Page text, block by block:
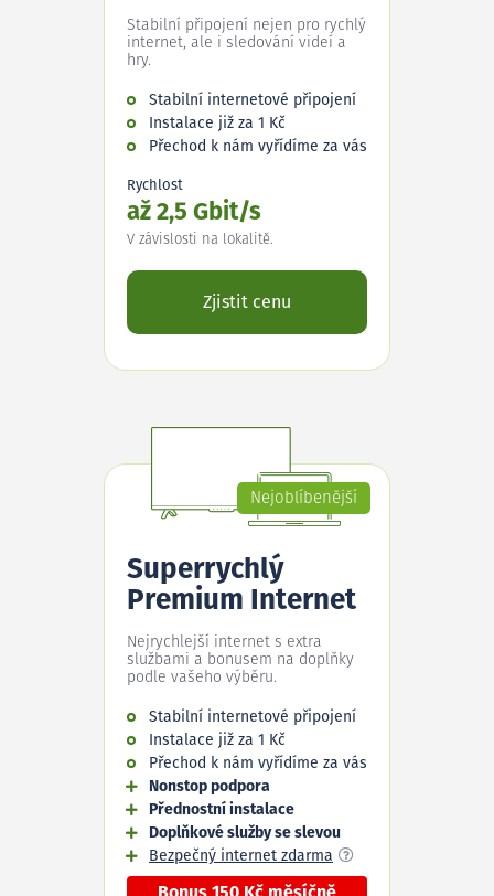
Stabilní připojení nejen pro rychlý
internet, ale i sledování videí a
hry.
Stabilní internetové připojení
Instalace již za 1 Kč
Přechod k nám vyřídíme za vás
Rychlost
až 2,5 Gbit/s
V závislosti na lokalitě.
Zjistit cenu
Nejoblíbenější
Superrychlý
Premium Internet
Nejrychlejší internet s extra
službami a bonusem na doplňky
podle vašeho výběru.
Stabilní internetové připojení
Instalace již za 1 Kč
Přechod k nám vyřídíme za vás
Nonstop podpora
Přednostní instalace
Doplňkové služby se slevou
Bezpečný internet zdarma
Bonus 150 Kč měsíčně